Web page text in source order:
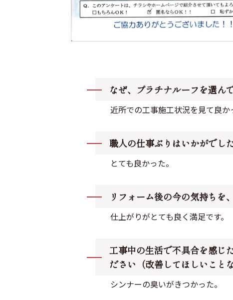
なぜ、プラチナルーフを選ん
近所での工事施工状況を見て良か
職人の仕事ぶりはいかがでし
とても良かった。
リフォーム後の今の気持ちを
仕上がりがとても良く満足です。
工事中の生活で不具合を感じ
ださい（改善してほしいことな
シンナーの臭いがきつかった。